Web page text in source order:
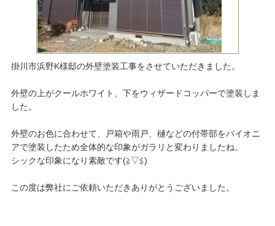
掛川市浜野K様邸の外壁塗装工事をさせていただきました。
外壁の上がクールホワイト、下をウィザードコッパーで塗装しま
した。
外壁のお色に合わせて、戸箱や雨戸、樋などの付帯部をパイオニ
アで塗装したため全体的な印象がガラリと変わりましたね。
シックな印象になり素敵です(≧▽≦)
この度は弊社にご依頼いただきありがとうございました。